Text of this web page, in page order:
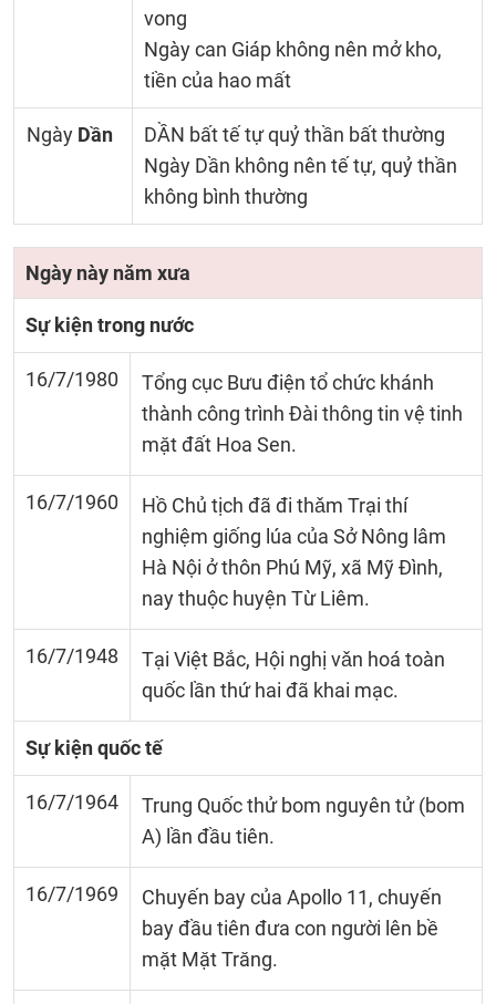
vong
Ngày can Giáp không nên mở kho,
tiền của hao mất
Ngày Dần
DẦN bất tế tự quỷ thần bất thường
Ngày Dần không nên tế tự, quỷ thần
không bình thường
Ngày này năm xưa
Sự kiện trong nước
16/7/1980
Tổng cục Bưu điện tổ chức khánh
thành công trình Đài thông tin vệ tinh
mặt đất Hoa Sen.
16/7/1960
Hồ Chủ tịch đã đi thǎm Trại thí
nghiệm giống lúa của Sở Nông lâm
Hà Nội ở thôn Phú Mỹ, xã Mỹ Đình,
nay thuộc huyện Từ Liêm.
16/7/1948
Tại Việt Bắc, Hội nghị vǎn hoá toàn
quốc lần thứ hai đã khai mạc.
Sự kiện quốc tế
16/7/1964
Trung Quốc thử bom nguyên tử (bom
A) lần đầu tiên.
16/7/1969
Chuyến bay của Apollo 11, chuyến
bay đầu tiên đưa con người lên bề
mặt Mặt Trăng.